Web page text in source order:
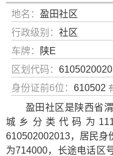
地名： 盈田社区
行政级别： 社区
车牌：
陕E
区划代码：
身份证前6位： 610502
盈田社区是陕西省渭
城乡分类代码为
610502002013，居民身
为714000，长途电话区